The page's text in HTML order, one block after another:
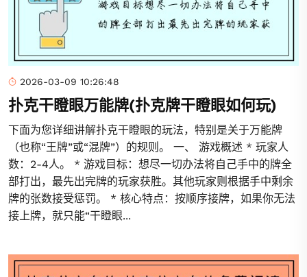
2026-03-09 10:26:48
扑克干瞪眼万能牌(扑克牌干瞪眼如何玩)
下面为您详细讲解扑克干瞪眼的玩法，特别是关于万能牌
（也称“王牌”或“混牌”）的规则。 一、 游戏概述 * 玩家人
数：2-4人。 * 游戏目标：想尽一切办法将自己手中的牌全
部打出，最先出完牌的玩家获胜。其他玩家则根据手中剩余
牌的张数接受惩罚。 * 核心特点：按顺序接牌，如果你无法
接上牌，就只能“干瞪眼...